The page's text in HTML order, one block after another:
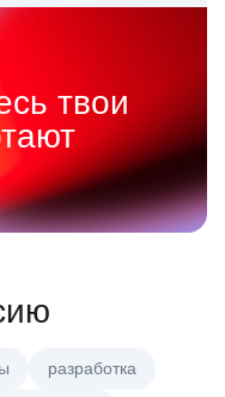
твои
разработка